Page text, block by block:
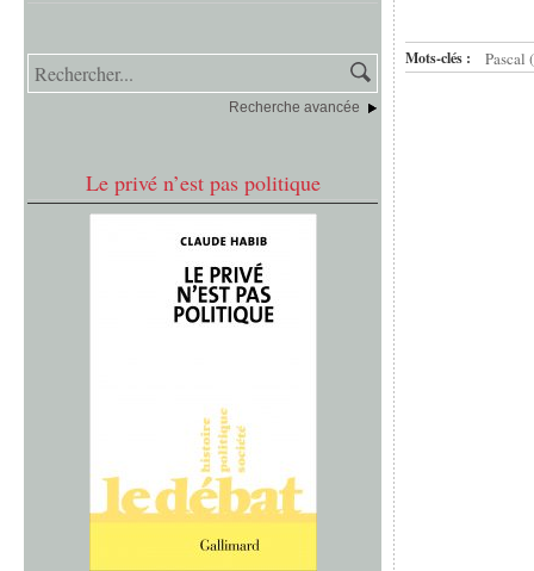
Recherche avancée
Le privé n’est pas politique
Mots-clés : Pascal